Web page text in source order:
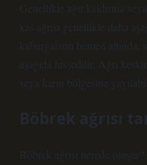
Genellikle ağır kaldırma
kas ağrısı genellikle daha
kaburgaların hemen altında,
aşağıda hissedilir. Ağrı
veya karın bölgesine
Böbrek ağrısı
Böbrek ağrısı nerede